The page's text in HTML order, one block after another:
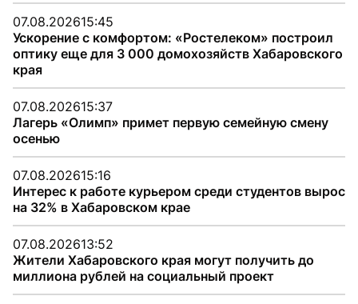
07.08.202615:45
Ускорение с комфортом: «Ростелеком» построил
оптику еще для 3 000 домохозяйств Хабаровского
края
07.08.202615:37
Лагерь «Олимп» примет первую семейную смену
осенью
07.08.202615:16
Интерес к работе курьером среди студентов вырос
на 32% в Хабаровском крае
07.08.202613:52
Жители Хабаровского края могут получить до
миллиона рублей на социальный проект